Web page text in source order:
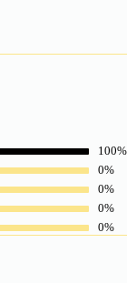
100%
0%
0%
0%
0%